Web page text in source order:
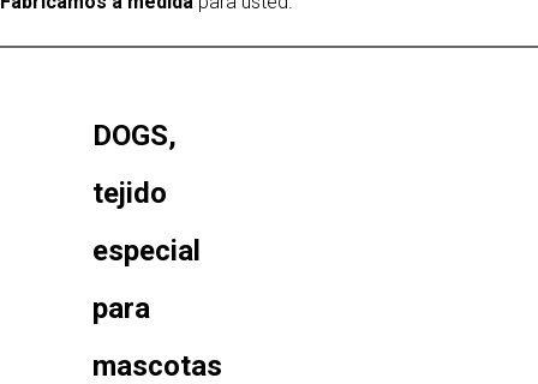
DOGS,
tejido
especial
para
mascotas